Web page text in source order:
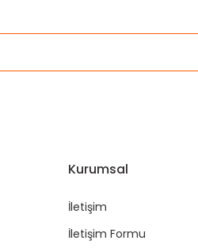
Kurumsal
İletişim
İletişim Formu